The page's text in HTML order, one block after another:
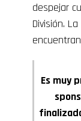
despejar
División.
Es muy